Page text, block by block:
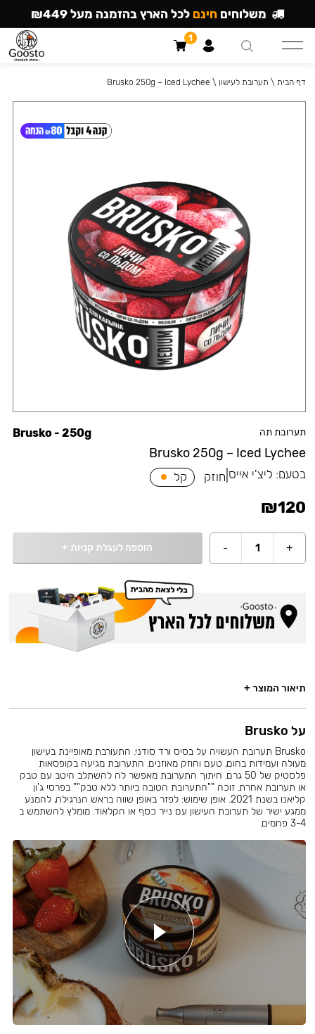
תערובת תה
Brusko 250g – Iced Lychee
Brusko - 250g
בטעם: ליצ'י אייס חוזק קל
₪120
+
1
- הוספה לעגלת קניות +
דף הבית \ תערובת לעישון \
Brusko 250g – Iced Lychee
תיאור המוצר +
על Brusko
Brusko תערובת העשויה על בסיס ורד סודני. התעורבת מאופיינת בעישון
מעולה ועמידות בחום, טעם וחוזק מאוזנים. התערובת מגיעה בקופסאות
פלסטיק של 50 גרם. חיתוך התערובת מאפשר לה להשתלב היטב עם טבק
או תערובת אחרת. זוכה ""התערובת הטובה ביותר ללא טבק"" בפרסי ג'ון
קליאנו בשנת 2021. אופן שימוש: לפזר באופן שווה בראש הנרגילה, להמנע
ממגע ישיר של תערובת העישון עם נייר כסף או הקלאוד. מומלץ להשתמש ב
3-4 פחמים.
משלוחים חינם לכל הארץ בהזמנה מעל ₪449
1